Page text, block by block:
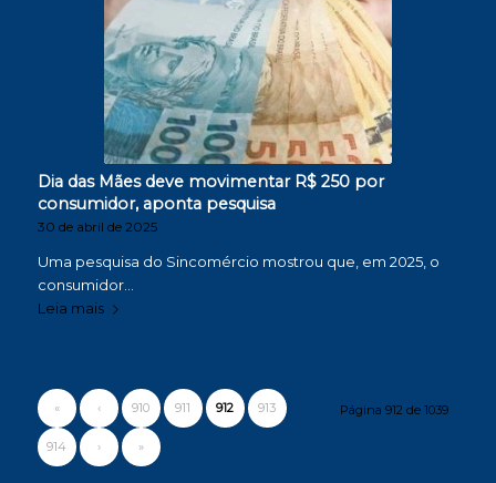
Dia das Mães deve movimentar R$ 250 por
consumidor, aponta pesquisa
30 de abril de 2025
Uma pesquisa do Sincomércio mostrou que, em 2025, o
consumidor…
Leia mais
Página 912 de 1039
« ‹ 910 911 912 913
914 › »